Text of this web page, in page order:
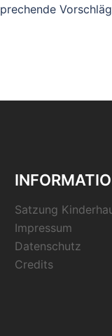
Satzung
Impressum
Datenschutz
Credits